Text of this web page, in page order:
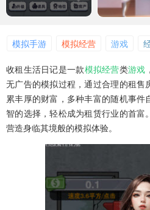
模拟手游 模拟经营 游戏
收租生活日记是一款模拟经营类游戏
无广告的模拟过程，通过合理的租售
累丰厚的财富，多种丰富的随机事
智的选择，轻松成为租赁行业的首
营造身临其境般的模拟体验。